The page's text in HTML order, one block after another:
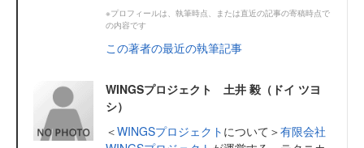
※プロフィールは、執筆時点、または直近の記事の寄稿時点で
の内容です
この著者の最近の執筆記事
WINGSプロジェクト 土井 毅（ドイ ツヨ
シ）
＜WINGSプロジェクト について＞有限会社